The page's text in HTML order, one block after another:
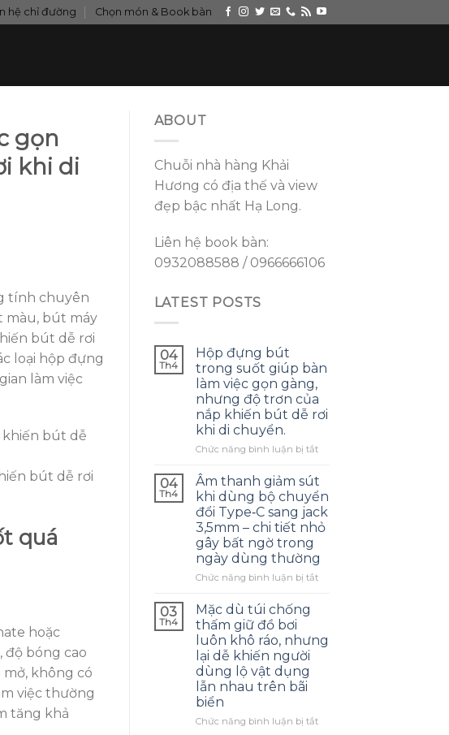
hệ chỉ đường Chọn món & Book bàn
gọn
khi di
tính chuyên
màu, bút máy
bút dễ rơi
loại hộp đựng
làm việc
bút dễ rơi
quá
hoặc
độ bóng cao
mở, không có
việc thường
tăng khả
ABOUT
Chuỗi nhà hàng Khải
Hương có địa thế và view
đẹp bậc nhất Hạ Long.
Liên hệ book bàn:
0932088588 / 0966666106
LATEST POSTS
04
Th4
Hộp đựng bút
trong suốt giúp bàn
làm việc gọn gàng,
nhưng độ trơn của
nắp khiến bút dễ rơi
khi di chuyển.
Chức năng bình luận bị tắtở
đựng
bút
trong
suốt
giúp
làm
trơn
rơi
04
Th4
Âm thanh giảm sút
khi dùng bộ chuyển
đổi Type‑C sang jack
3,5mm – chi tiết nhỏ
gây bất ngờ trong
ngày dùng thường
Chức năng bình luận bị tắtở
khi
sang
03
Th4
Mặc dù túi chống
thấm giữ đồ bơi
luôn khô ráo, nhưng
lại dễ khiến người
dùng lộ vật dụng
lẫn nhau trên bãi
biển
Chức năng bình luận bị tắtở